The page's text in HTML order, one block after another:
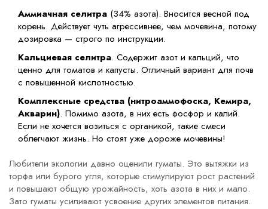
Аммиачная селитра (34% азота). Вносится весной под
корень. Действует чуть агрессивнее, чем мочевина, потому
дозировка — строго по инструкции.
Кальциевая селитра. Содержит азот и кальций, что
ценно для томатов и капусты. Отличный вариант для почв
с повышенной кислотностью.
Комплексные средства (нитроаммофоска, Кемира,
Акварин). Помимо азота, в них есть фосфор и калий.
Если не хочется возиться с органикой, такие смеси
облегчают жизнь. Но стоят уже дороже мочевины!
Любители экологии давно оценили гуматы. Это вытяжки из
торфа или бурого угля, которые стимулируют рост растений
и повышают общую урожайность, хоть азота в них и мало.
Зато гуматы усиливают усвоение других элементов питания.